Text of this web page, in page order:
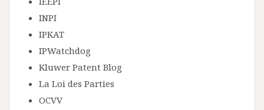
INPI
IPKAT
IPWatchdog
Kluwer Patent Blog
La Loi des Parties
OCVV